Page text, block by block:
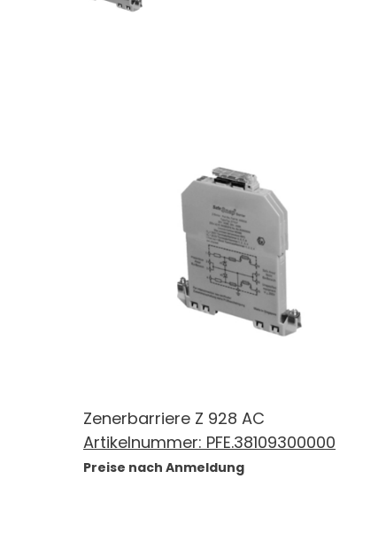
Zenerbarriere Z 928 AC
Artikelnummer: PFE.38109300000
Preise nach Anmeldung